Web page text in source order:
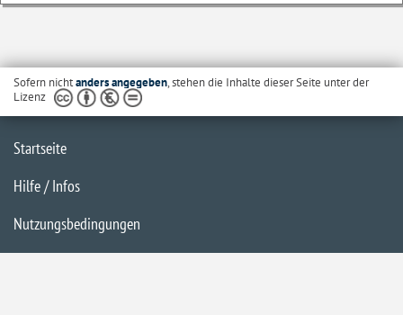
Sofern nichtanders angegeben, stehen die Inhalte dieser Seite unter der
Lizenz
Startseite
Hilfe / Infos
Nutzungsbedingungen